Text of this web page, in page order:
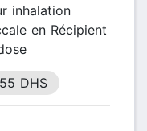
inhalation
en Récipient
DHS